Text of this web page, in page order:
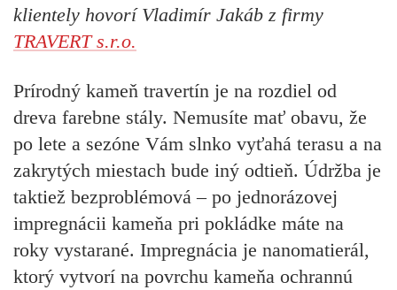
klientely hovorí Vladimír Jakáb z firmy
TRAVERT s.r.o.
Prírodný kameň travertín je na rozdiel od
dreva farebne stály. Nemusíte mať obavu, že
po lete a sezóne Vám slnko vyťahá terasu a na
zakrytých miestach bude iný odtieň. Údržba je
taktiež bezproblémová – po jednorázovej
impregnácii kameňa pri pokládke máte na
roky vystarané. Impregnácia je nanomatierál,
ktorý vytvorí na povrchu kameňa ochrannú